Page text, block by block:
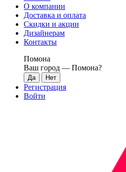
О компании
Доставка и оплата
Скидки и акции
Дизайнерам
Контакты
Помона
Ваш город — Помона?
Регистрация
Войти